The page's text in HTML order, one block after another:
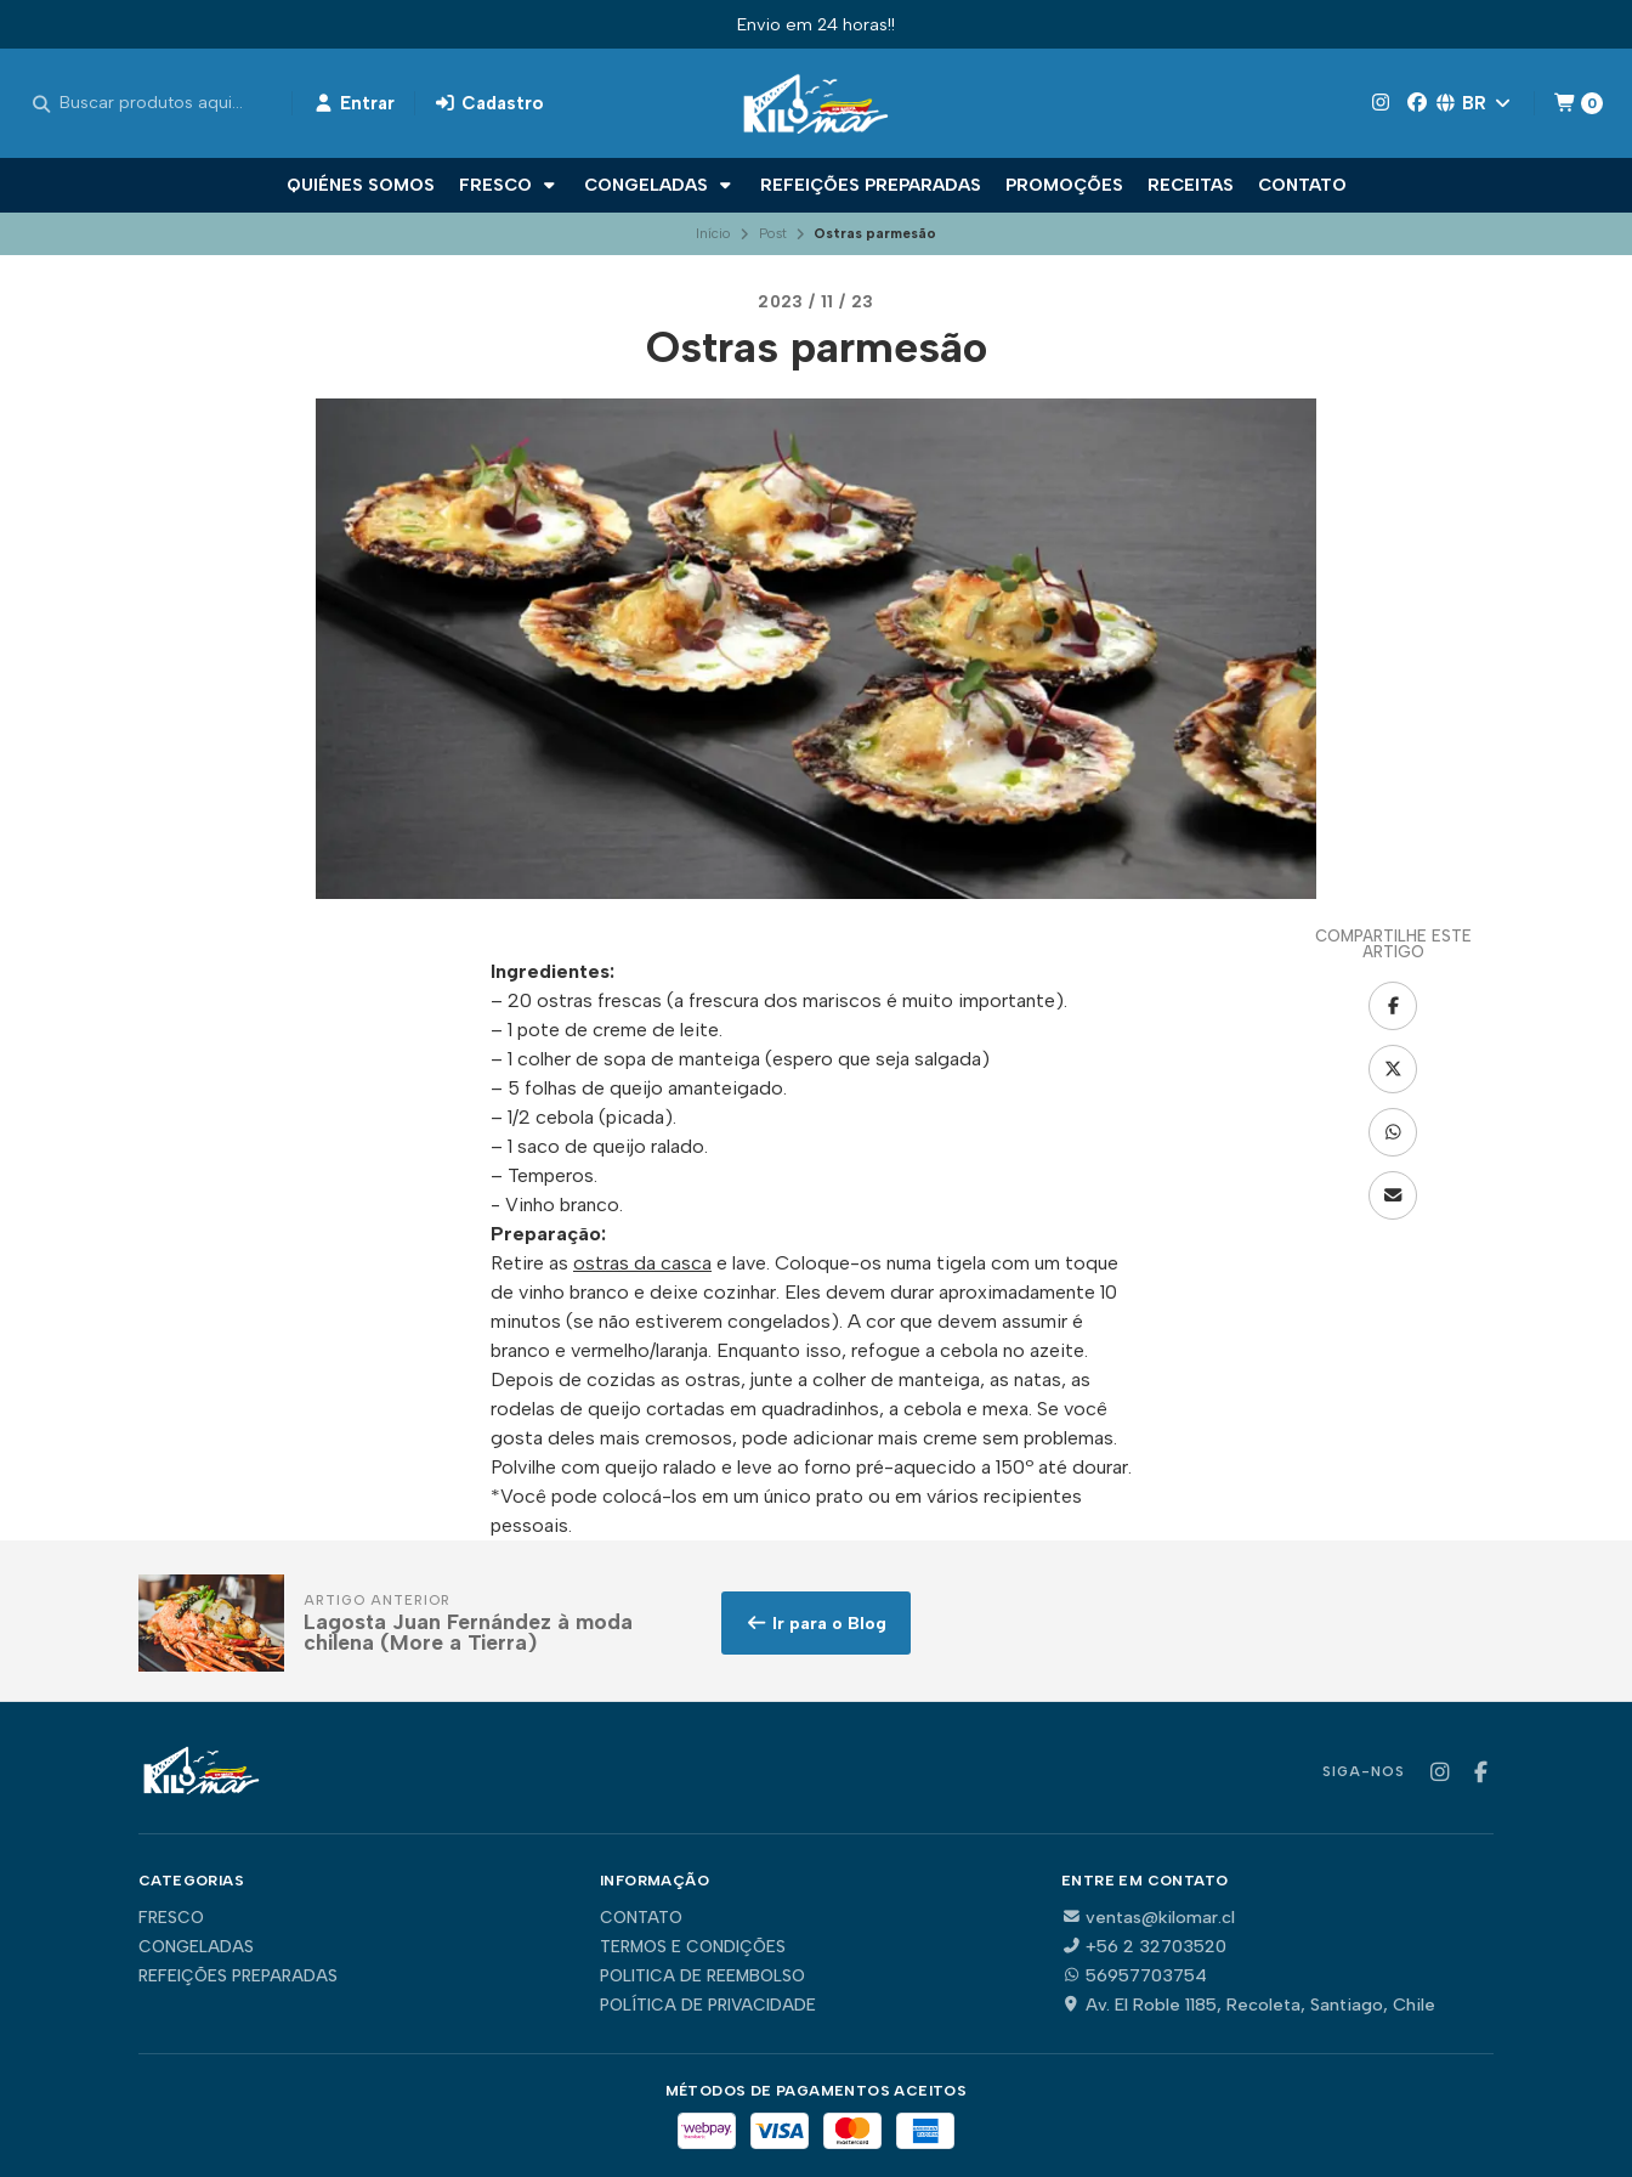
Entrar Cadastro BR 0
QUIÉNES SOMOS FRESCO CONGELADAS REFEIÇÕES PREPARADAS PROMOÇÕES RECEITAS CONTATO
Envio em 24 horas!!
Início Post Ostras parmesão
2023 / 11 / 23
Ostras parmesão
Ingredientes:
– 20 ostras frescas (a frescura dos mariscos é muito importante).
– 1 pote de creme de leite.
– 1 colher de sopa de manteiga (espero que seja salgada)
– 5 folhas de queijo amanteigado.
– 1/2 cebola (picada).
– 1 saco de queijo ralado.
– Temperos.
- Vinho branco.
Preparação:
Retire as ostras da casca e lave. Coloque-os numa tigela com um toque
de vinho branco e deixe cozinhar. Eles devem durar aproximadamente 10
minutos (se não estiverem congelados). A cor que devem assumir é
branco e vermelho/laranja. Enquanto isso, refogue a cebola no azeite.
Depois de cozidas as ostras, junte a colher de manteiga, as natas, as
rodelas de queijo cortadas em quadradinhos, a cebola e mexa. Se você
gosta deles mais cremosos, pode adicionar mais creme sem problemas.
Polvilhe com queijo ralado e leve ao forno pré-aquecido a 150º até dourar.
*Você pode colocá-los em um único prato ou em vários recipientes
pessoais.
COMPARTILHE ESTE
ARTIGO
ARTIGO ANTERIOR
Lagosta Juan Fernández à moda
chilena (More a Tierra)
Ir para o Blog
SIGA-NOS
CATEGORIAS
FRESCO
CONGELADAS
REFEIÇÕES PREPARADAS
INFORMAÇÃO
CONTATO
TERMOS E CONDIÇÕES
POLITICA DE REEMBOLSO
POLÍTICA DE PRIVACIDADE
ENTRE EM CONTATO
ventas@kilomar.cl
+56 2 32703520
56957703754
Av. El Roble 1185, Recoleta, Santiago, Chile
MÉTODOS DE PAGAMENTOS ACEITOS